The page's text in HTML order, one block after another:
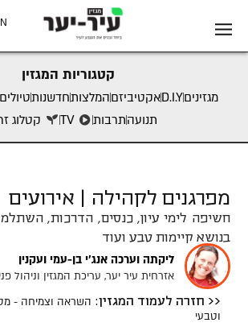
קטגוריות המגזין
מגזיניםD.I.Yאקטיביזםהמלצותחדשנות
תנועהתרבות TV קטלוג
מפרגנים לקהילה | אירועים
חשיפה לימי עיון, כנסים, הדרכות,
בנושא קיימות טבע ועוד
ליקתה וערכה אנג'י בן-עמי ועקנין
אזרחית עיר יער, עריכת המגזין וניהול
<< חזרה לעמוד המגזין: השראה וצמיחה - מסע
וטבעי